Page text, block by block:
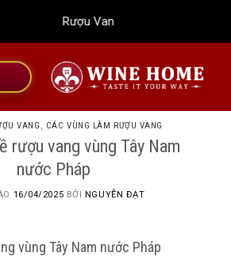
Rượu Vang Wine Home
VANG , CÁC VÙNG LÀM RƯỢU VANG
rượu vang vùng Tây Nam
nước Pháp
16/04/2025 BỞI NGUYỄN ĐẠT
vùng Tây Nam nước Pháp